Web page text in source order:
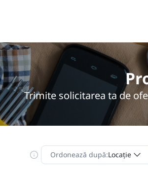
Trimite solicitarea ta de
Ordonează după:Locație